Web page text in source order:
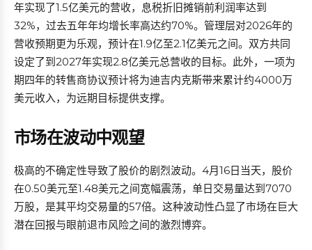
年实现了1.5亿美元的营收，息税折旧摊销前利润率达到
32%，过去五年年均增长率高达约70%。管理层对2026年的
营收预期更为乐观，预计在1.9亿至2.1亿美元之间。双方共同
设定了到2027年实现2.8亿美元总营收的目标。此外，一项为
期四年的转售商协议预计将为迪吉内克斯带来累计约4000万
美元收入，为远期目标提供支撑。
市场在波动中观望
极高的不确定性导致了股价的剧烈波动。4月16日当天，股价
在0.50美元至1.48美元之间宽幅震荡，单日交易量达到7070
万股，是其平均交易量的57倍。这种波动性凸显了市场在巨大
潜在回报与眼前退市风险之间的激烈博弈。